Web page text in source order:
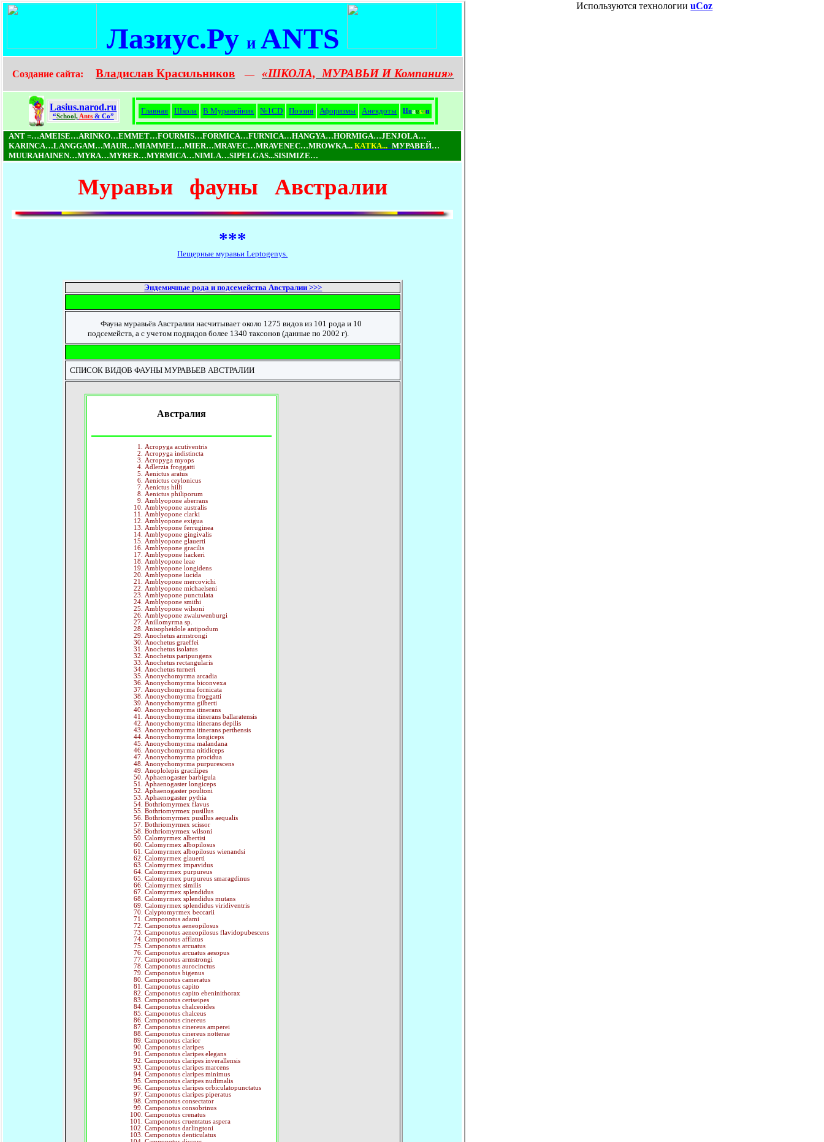
Лазиус.Ру и ANTS
Создание сайта: Владислав Красильников — «ШКОЛА, МУРАВЬИ И Компания»
Lasius.narod.ru
“School, Ants& Co”
Главная Школа В Муравейник №1CD Поэзия Афоризмы Анекдоты Новости
ANT =…AMEISE…ARINKO…EMMET…FOURMIS…FORMICA…FURNICA…HANGYA…HORMIGA…JENJOLA…
KARINCA…LANGGAM…MAUR…MIAMMEL…MIER…MRAVEC…MRAVENEC…MROWKA... КAТКA...=МУРАВЕЙ…
MUURAHAINEN…MYRA…MYRER…MYRMICA…NIMLA…SIPELGAS...SISIMIZE…
Муравьи фауны Австралии
***
Пещерные муравьи Leptogenys.
Эндемичные рода и подсемейства Австралии >>>
Фауна муравьёв Австралии насчитывает около 1275 видов из 101 рода и 10
подсемейств, а с учетом подвидов более 1340 таксонов (данные по 2002 г).
СПИСОК ВИДОВ ФАУНЫ МУРАВЬЕВ АВСТРАЛИИ
Австралия
Acropyga acutiventris
Acropyga indistincta
Acropyga myops
Adlerzia froggatti
Aenictus aratus
Aenictus ceylonicus
Aenictus hilli
Aenictus philiporum
Amblyopone aberrans
Amblyopone australis
Amblyopone clarki
Amblyopone exigua
Amblyopone ferruginea
Amblyopone gingivalis
Amblyopone glauerti
Amblyopone gracilis
Amblyopone hackeri
Amblyopone leae
Amblyopone longidens
Amblyopone lucida
Amblyopone mercovichi
Amblyopone michaelseni
Amblyopone punctulata
Amblyopone smithi
Amblyopone wilsoni
Amblyopone zwaluwenburgi
Anillomyrma sp.
Anisopheidole antipodum
Anochetus armstrongi
Anochetus graeffei
Anochetus isolatus
Anochetus paripungens
Anochetus rectangularis
Anochetus turneri
Anonychomyrma arcadia
Anonychomyrma biconvexa
Anonychomyrma fornicata
Anonychomyrma froggatti
Anonychomyrma gilberti
Anonychomyrma itinerans
Anonychomyrma itinerans ballaratensis
Anonychomyrma itinerans depilis
Anonychomyrma itinerans perthensis
Anonychomyrma longiceps
Anonychomyrma malandana
Anonychomyrma nitidiceps
Anonychomyrma procidua
Anonychomyrma purpurescens
Anoplolepis gracilipes
Aphaenogaster barbigula
Aphaenogaster longiceps
Aphaenogaster poultoni
Aphaenogaster pythia
Bothriomyrmex flavus
Bothriomyrmex pusillus
Bothriomyrmex pusillus aequalis
Bothriomyrmex scissor
Bothriomyrmex wilsoni
Calomyrmex albertisi
Calomyrmex albopilosus
Calomyrmex albopilosus wienandsi
Calomyrmex glauerti
Calomyrmex impavidus
Calomyrmex purpureus
Calomyrmex purpureus smaragdinus
Calomyrmex similis
Calomyrmex splendidus
Calomyrmex splendidus mutans
Calomyrmex splendidus viridiventris
Calyptomyrmex beccarii
Camponotus adami
Camponotus aeneopilosus
Camponotus aeneopilosus flavidopubescens
Camponotus afflatus
Camponotus arcuatus
Camponotus arcuatus aesopus
Camponotus armstrongi
Camponotus aurocinctus
Camponotus bigenus
Camponotus cameratus
Camponotus capito
Camponotus capito ebeninithorax
Camponotus ceriseipes
Camponotus chalceoides
Camponotus chalceus
Camponotus cinereus
Camponotus cinereus amperei
Camponotus cinereus notterae
Camponotus clarior
Camponotus claripes
Camponotus claripes elegans
Camponotus claripes inverallensis
Camponotus claripes marcens
Camponotus claripes minimus
Camponotus claripes nudimalis
Camponotus claripes orbiculatopunctatus
Camponotus claripes piperatus
Camponotus consectator
Camponotus consobrinus
Camponotus crenatus
Camponotus cruentatus aspera
Camponotus darlingtoni
Camponotus denticulatus
Используются технологииuCoz